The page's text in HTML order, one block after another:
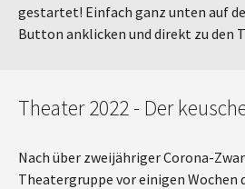
gestartet! Einfach ganz unten auf
Button anklicken und direkt zu den
Theater 2022 - Der
Nach über zweijähriger Corona-
Theatergruppe vor einigen Wochen